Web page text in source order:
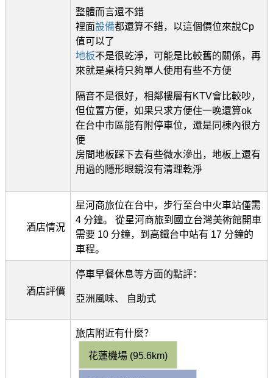
整體而言還不錯
裡面設備都還算不錯，以這個價位來說Cp
值可以了
地板不是很乾淨，可能是比較舊的關係，再
來就是桌椅只夠單人使用有些不方便
隔音不是很好，相鄰樓層有KTV會比較吵，
但位置方便，如果只求方便住一晚還算ok
在台中市區能有附停車位，還是同棟內很方
便
房間地板踩下去有些微水滲出，地板上還有
用過的隱形眼鏡沒有清理乾淨
酒店情況
星河商旅位在台中，步行至台中火車站僅需
4 分鐘。 從星河商旅到國立台灣美術館開車
需要 10 分鐘，到高鐵台中站有 17 分鐘的
車程。
酒店評價
停車早餐休息等方面的點評：
亞洲風味、 自助式
旅店附近有什麼？
花蓮機場 (95.6km)